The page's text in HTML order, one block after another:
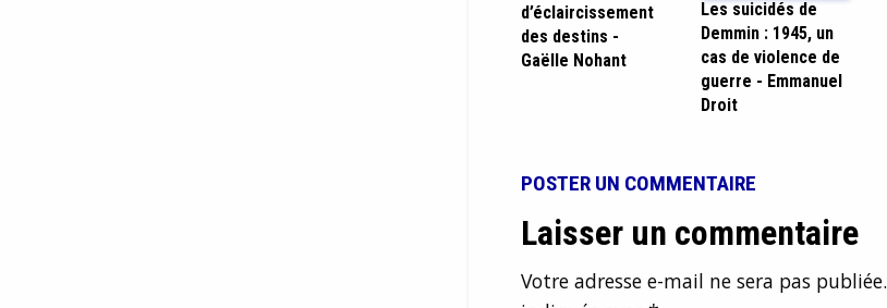
d’éclaircissement
des destins -
Gaëlle Nohant
Les suicidés de
Demmin : 1945, un
cas de violence de
guerre - Emmanuel
Droit
POSTER UN COMMENTAIRE
Laisser un commentaire
Votre adresse e-mail ne sera pas publiée.